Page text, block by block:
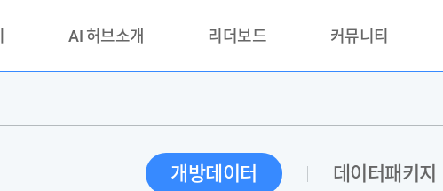
AI 허브소개
안심존이란?
리더보드 커뮤니티
활용성과 우수사례
품질가이드
개방데이터 데이터패키지